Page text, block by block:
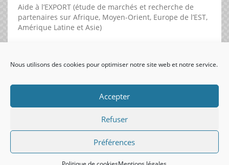
Nous utilisons des cookies pour optimiser notre site web et notre service.
Accepter
Refuser
Préférences
Aide à l’EXPORT (étude de marchés et recherche de
partenaires sur Afrique, Moyen-Orient, Europe de l’EST,
Amérique Latine et Asie)
visiteurs uniques: